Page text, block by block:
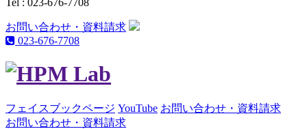
Tel : 023-676-7708
お問い合わせ・資料請求
023-676-7708
フェイスブックページ YouTube お問い合わせ・資料請求
お問い合わせ・資料請求